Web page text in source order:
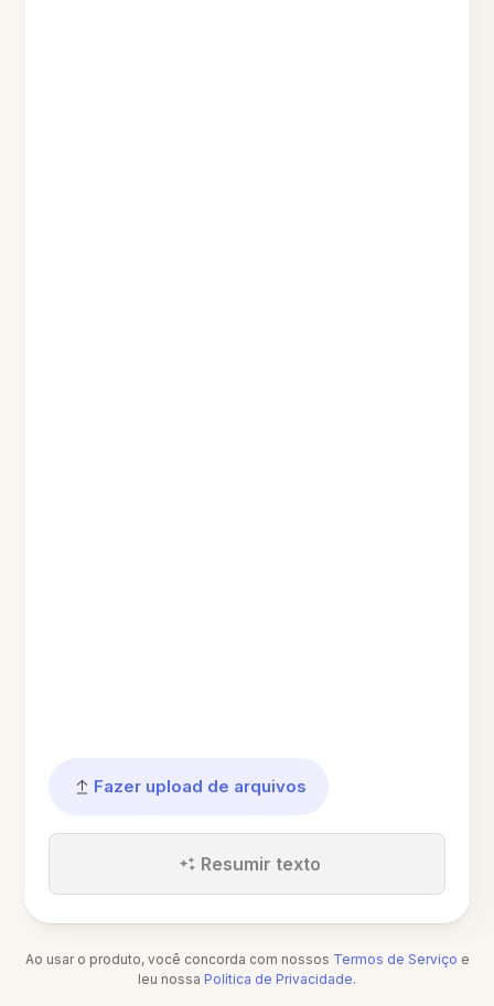
Fazer upload de arquivos
Resumir texto
Ao usar o produto, você concorda com nossos Termos de Serviço e
leu nossa Política de Privacidade.